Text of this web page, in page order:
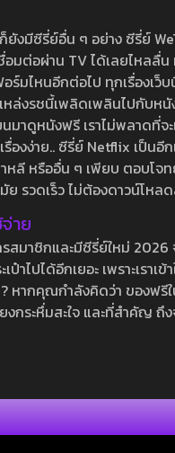
งมีซีรี่ย์อื่น ๆ อย่าง ซีรี่ย์
อมต่อผ่าน TV ได้เลยไหลลื่
ร์มไหนอีกต่อไป ทุกเรื่องเว็
หล่งรชนี้เพลิดเพลินไปกับห
มาดูหนังฟรี เราไม่พลาดที่
รื่องง่าย.. ซีรี่ย์ Netflix เป็น
ลี หรืออื่น ๆ เพียบ ตอบโจท
ย รวดเร็ว ไม่ต้องดาวน์โห
าย
สมาชิกและมีซีรี่ย์ใหม่
เป๋าไปได้อีกเยอะ เพราะเร
หากคุณกำลังคิดว่า ของฟ
งกระหึ่มสะใจ และที่สำคัญ